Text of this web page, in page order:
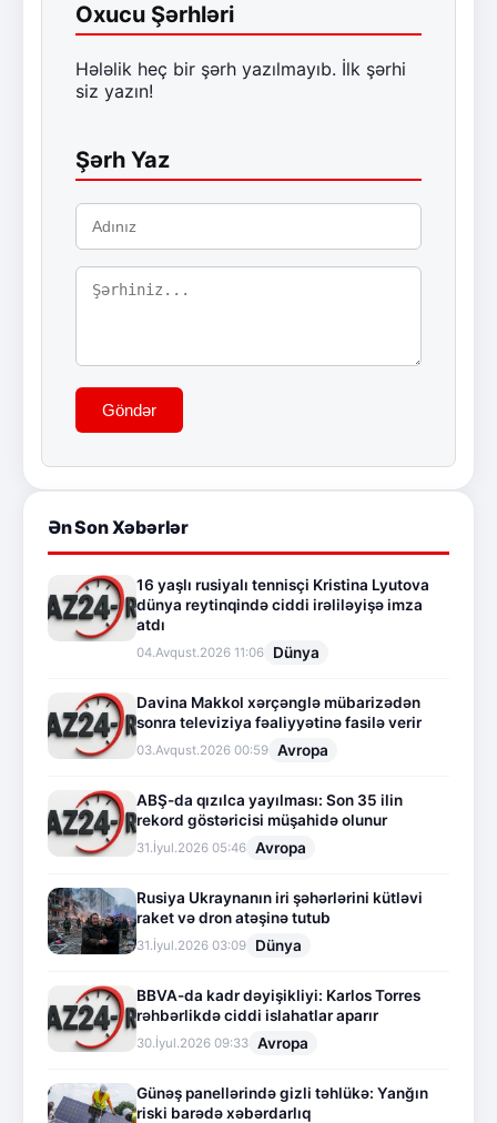
Oxucu Şərhləri
Hələlik heç bir şərh yazılmayıb. İlk şərhi
siz yazın!
Şərh Yaz
Göndər
Ən Son Xəbərlər
16 yaşlı rusiyalı tennisçi Kristina Lyutova
dünya reytinqində ciddi irəliləyişə imza
atdı
04.Avqust.2026 11:06 Dünya
Davina Makkol xərçənglə mübarizədən
sonra televiziya fəaliyyətinə fasilə verir
03.Avqust.2026 00:59 Avropa
ABŞ-da qızılca yayılması: Son 35 ilin
rekord göstəricisi müşahidə olunur
31.İyul.2026 05:46 Avropa
Rusiya Ukraynanın iri şəhərlərini kütləvi
raket və dron atəşinə tutub
31.İyul.2026 03:09 Dünya
BBVA-da kadr dəyişikliyi: Karlos Torres
rəhbərlikdə ciddi islahatlar aparır
30.İyul.2026 09:33 Avropa
Günəş panellərində gizli təhlükə: Yanğın
riski barədə xəbərdarlıq